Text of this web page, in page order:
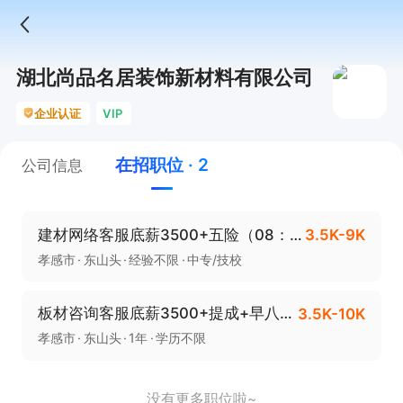
湖北尚品名居装饰新材料有限公司
企业认证 VIP
公司信息 在招职位 · 2
建材网络客服底薪3500+五险（08：00-17：30） 3.5K-9K
孝感市 东山头 经验不限 中专/技校
板材咨询客服底薪3500+提成+早八晚五点半 3.5K-10K
孝感市 东山头 1年 学历不限
没有更多职位啦~